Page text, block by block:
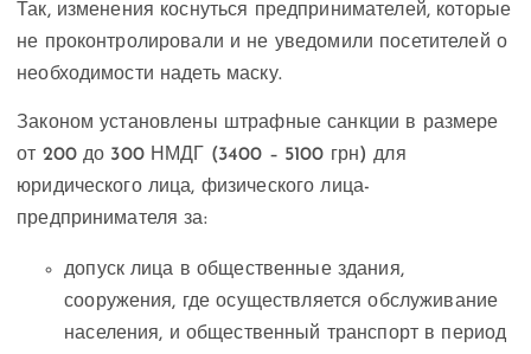
Так, изменения коснуться предпринимателей, которые
не проконтролировали и не уведомили посетителей о
необходимости надеть маску.
Законом установлены штрафные санкции в размере
от 200 до 300 НМДГ (3400 – 5100 грн) для
юридического лица, физического лица-
предпринимателя за:
допуск лица в общественные здания,
сооружения, где осуществляется обслуживание
населения, и общественный транспорт в период